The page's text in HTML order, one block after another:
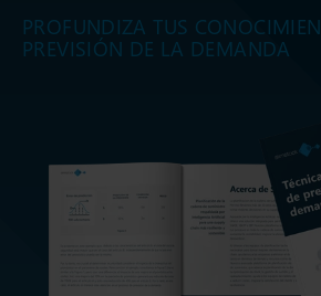
PROFUNDIZA TUS
PREVISIÓN DE LA DEMANDA